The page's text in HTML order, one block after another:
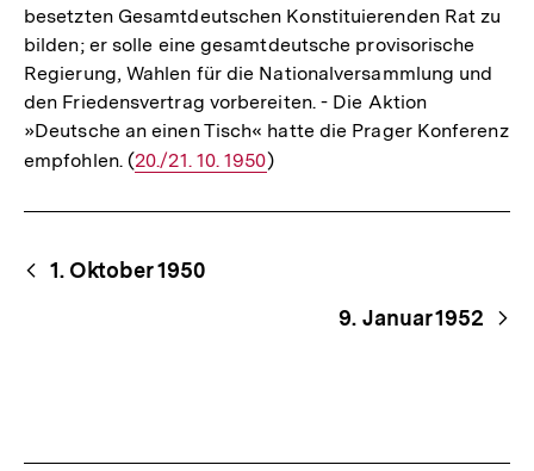
besetzten Gesamtdeutschen Konstituierenden Rat zu
bilden; er solle eine gesamtdeutsche provisorische
Regierung, Wahlen für die Nationalversammlung und
den Friedensvertrag vorbereiten. - Die Aktion
»Deutsche an einen Tisch« hatte die Prager Konferenz
empfohlen. (Interner
20./21. 10. 1950)
Begriffsnavigation
Content-
Navigation
1. Oktober 1950
9. Januar 1952